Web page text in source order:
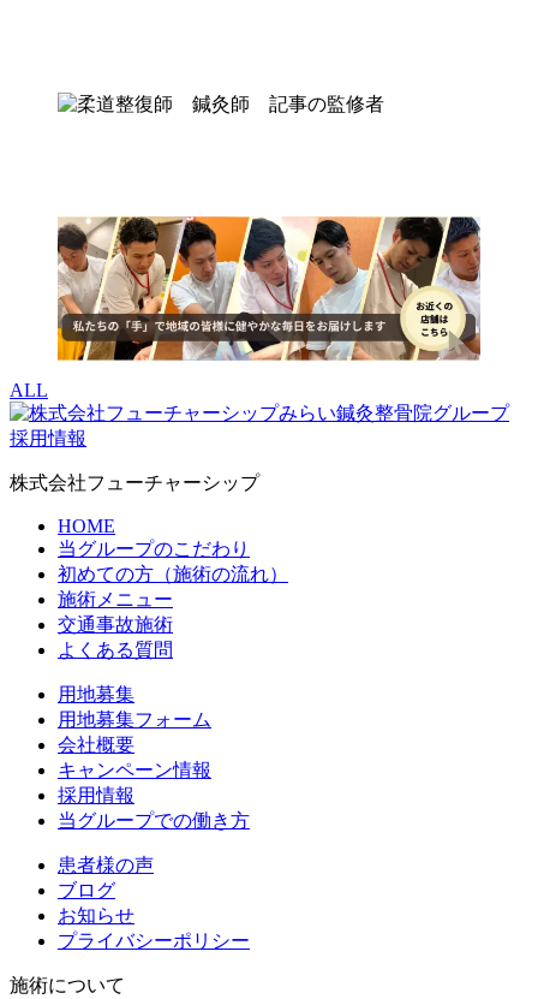
ALL
採用情報
株式会社フューチャーシップ
HOME
当グループのこだわり
初めての方（施術の流れ）
施術メニュー
交通事故施術
よくある質問
用地募集
用地募集フォーム
会社概要
キャンペーン情報
採用情報
当グループでの働き方
患者様の声
ブログ
お知らせ
プライバシーポリシー
施術について